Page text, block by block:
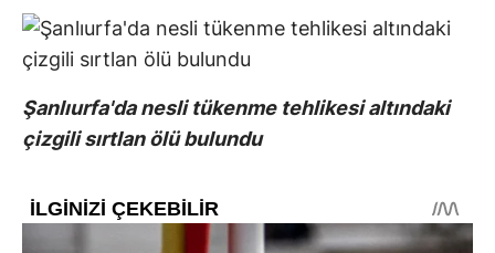
Şanlıurfa'da nesli tükenme tehlikesi altındaki
çizgili sırtlan ölü bulundu